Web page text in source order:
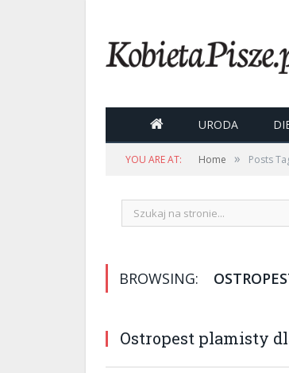
 URODA
YOU ARE AT: Home » Posts
BROWSING:
Ostropest plamisty